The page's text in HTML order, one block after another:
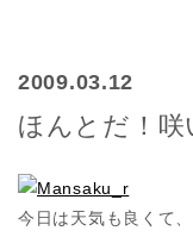
2009.03.12
ほんとだ！咲
今日は天気も良くて